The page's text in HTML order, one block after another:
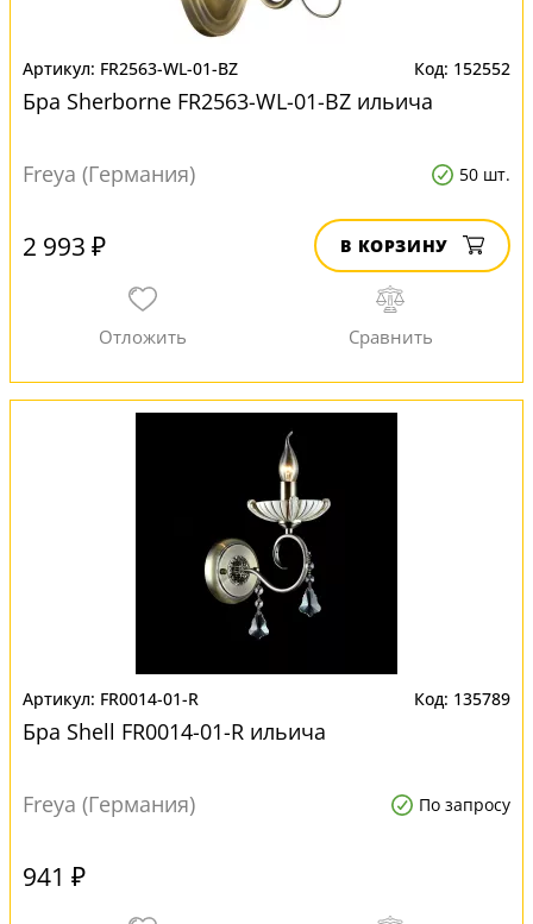
FR2563-WL-01-BZ 152552
Бра Sherborne FR2563-WL-01-BZ ильича
Freya (Германия) 50 шт.
2 993 ₽ В КОРЗИНУ
FR0014-01-R 135789
Бра Shell FR0014-01-R ильича
Freya (Германия) По запросу
941 ₽